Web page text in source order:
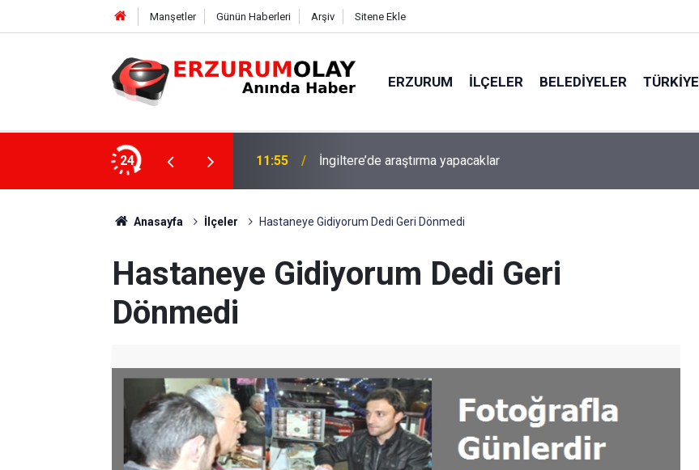
Manşetler Günün Haberleri Arşiv Sitene Ekle
ERZURUM İLÇELER BELEDIYELER TÜRKIYE
24
11:55 İngiltere’de araştırma yapacaklar
11:52 Çay sohbeti iddiaya dönüştü
Anasayfa İlçeler Hastaneye Gidiyorum Dedi Geri Dönmedi
Hastaneye Gidiyorum Dedi Geri
Dönmedi